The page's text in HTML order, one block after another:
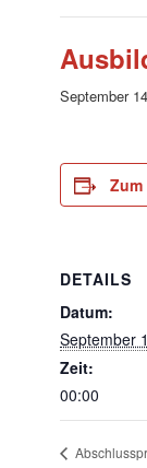
September
DETAILS
Datum:
September
Zeit:
00:00